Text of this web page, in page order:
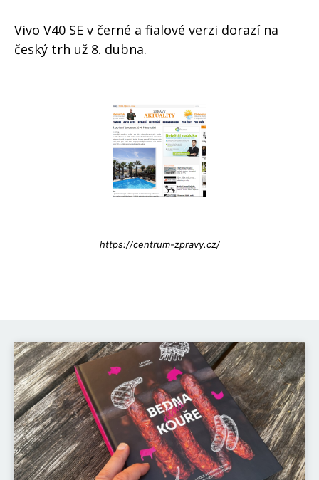
Vivo V40 SE v černé a fialové verzi dorazí na
český trh už 8. dubna.
https://centrum-zpravy.cz/